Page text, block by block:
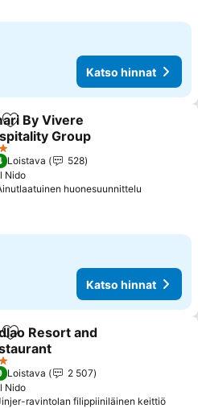
Katso hinnat
Lisää suosikkeihin
By Vivere
Group
Loistava
528
Nido
huonesuunnittelu
Katso hinnat
Lisää suosikkeihin
Resort and
Loistava
2 507
Nido
ravintolan filippiiniläinen keittiö